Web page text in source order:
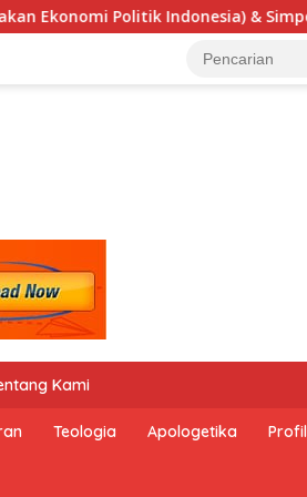
Nasional “Urgensi Undang-
Kami
Teologia Apologetika Profil